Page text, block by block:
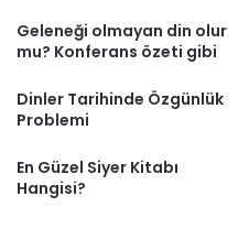
Geleneği olmayan din olur
mu? Konferans özeti gibi
Dinler Tarihinde Özgünlük
Problemi
En Güzel Siyer Kitabı
Hangisi?